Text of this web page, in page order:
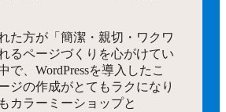
た方が「簡潔・親切・ワクワ
るページづくりを心がけてい
で、WordPressを導入したこ
ジの作成がとてもラクになり
カラーミーショップと